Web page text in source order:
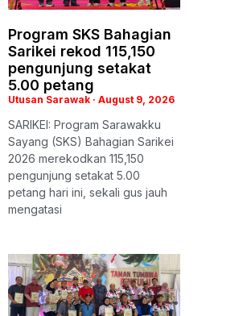
Program SKS Bahagian
Sarikei rekod 115,150
pengunjung setakat
5.00 petang
Utusan Sarawak August 9, 2026
SARIKEI: Program Sarawakku
Sayang (SKS) Bahagian Sarikei
2026 merekodkan 115,150
pengunjung setakat 5.00
petang hari ini, sekali gus jauh
mengatasi